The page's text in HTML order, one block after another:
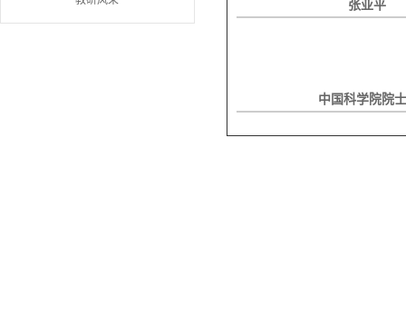
张亚平
中国科学院院